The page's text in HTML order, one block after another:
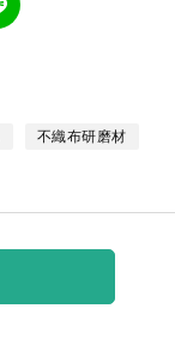
不織布研磨材